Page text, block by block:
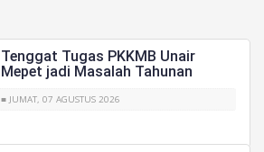
Tenggat Tugas PKKMB Unair
Mepet jadi Masalah Tahunan
■ JUMAT, 07 AGUSTUS 2026